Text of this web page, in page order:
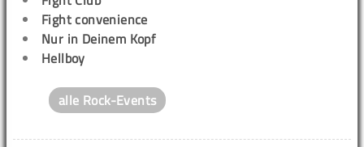
Fight convenience
Nur in Deinem Kopf
Hellboy
alle Rock-Events